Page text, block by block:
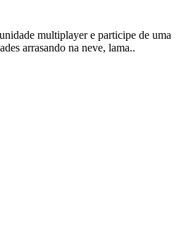
multiplayer e participe de uma
arrasando na neve, lama..